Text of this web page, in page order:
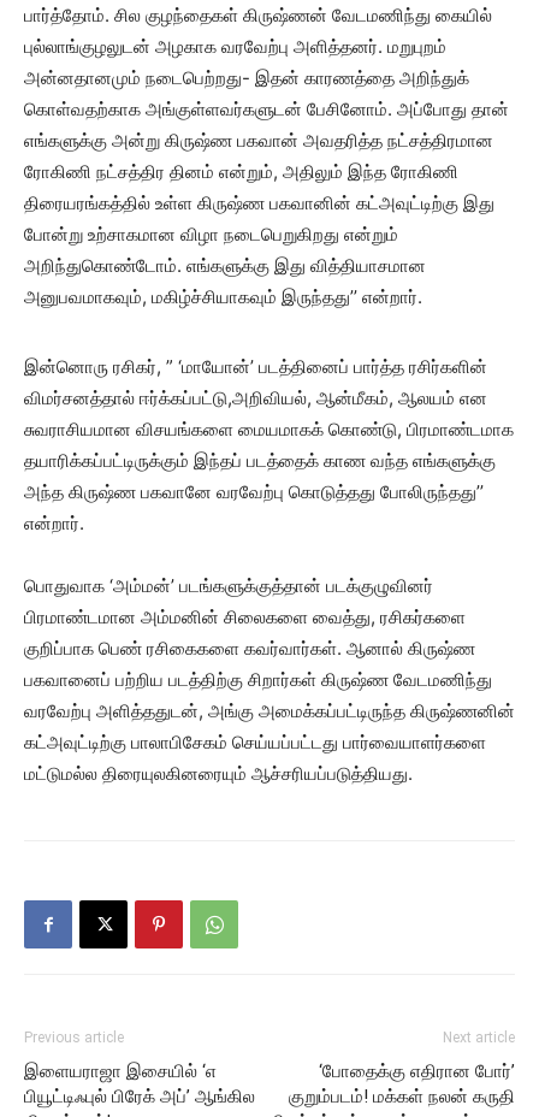
பார்த்தோம். சில குழந்தைகள் கிருஷ்ணன் வேடமணிந்து கையில்
புல்லாங்குழலுடன் அழகாக வரவேற்பு அளித்தனர். மறுபுறம்
அன்னதானமும் நடைபெற்றது- இதன் காரணத்தை அறிந்துக்
கொள்வதற்காக அங்குள்ளவர்களுடன் பேசினோம். அப்போது தான்
எங்களுக்கு அன்று கிருஷ்ண பகவான் அவதரித்த நட்சத்திரமான
ரோகிணி நட்சத்திர தினம் என்றும், அதிலும் இந்த ரோகிணி
திரையரங்கத்தில் உள்ள கிருஷ்ண பகவானின் கட்அவுட்டிற்கு இது
போன்று உற்சாகமான விழா நடைபெறுகிறது என்றும்
அறிந்துகொண்டோம். எங்களுக்கு இது வித்தியாசமான
அனுபவமாகவும், மகிழ்ச்சியாகவும் இருந்தது’’ என்றார்.
இன்னொரு ரசிகர், ” ‘மாயோன்’ படத்தினைப் பார்த்த ரசிர்களின்
விமர்சனத்தால் ஈர்க்கப்பட்டு,அறிவியல், ஆன்மீகம், ஆலயம் என
சுவராசியமான விசயங்களை மையமாகக் கொண்டு, பிரமாண்டமாக
தயாரிக்கப்பட்டிருக்கும் இந்தப் படத்தைக் காண வந்த எங்களுக்கு
அந்த கிருஷ்ண பகவானே வரவேற்பு கொடுத்தது போலிருந்தது’’
என்றார்.
பொதுவாக ‘அம்மன்’ படங்களுக்குத்தான் படக்குழுவினர்
பிரமாண்டமான அம்மனின் சிலைகளை வைத்து, ரசிகர்களை
குறிப்பாக பெண் ரசிகைகளை கவர்வார்கள். ஆனால் கிருஷ்ண
பகவானைப் பற்றிய படத்திற்கு சிறார்கள் கிருஷ்ண வேடமணிந்து
வரவேற்பு அளித்ததுடன், அங்கு அமைக்கப்பட்டிருந்த கிருஷ்ணனின்
கட்அவுட்டிற்கு பாலாபிசேகம் செய்யப்பட்டது பார்வையாளர்களை
மட்டுமல்ல திரையுலகினரையும் ஆச்சரியப்படுத்தியது.
Previous article
இளையராஜா இசையில் ‘எ
பியூட்டிஃபுல் பிரேக் அப்’ ஆங்கில
Next article
‘போதைக்கு எதிரான போர்’
குறும்படம்! மக்கள் நலன் கருதி